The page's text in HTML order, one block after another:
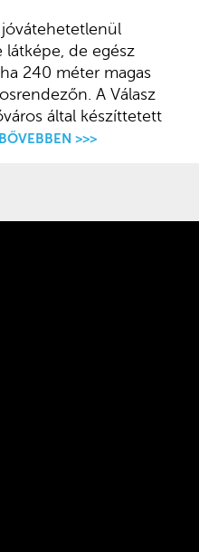
jóvátehetetlenül
látképe, de egész
240 méter magas
A Válasz
által készíttetett
BŐVEBBEN >>>